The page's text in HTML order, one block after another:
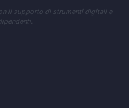
il supporto di strumenti digitali e